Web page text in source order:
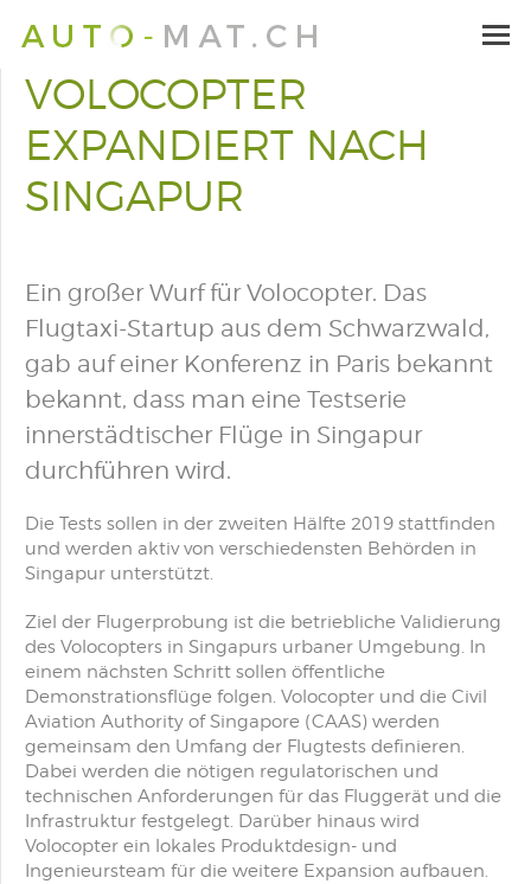
VOLOCOPTER
EXPANDIERT NACH
SINGAPUR
Ein großer Wurf für Volocopter. Das
Flugtaxi-Startup aus dem Schwarzwald,
gab auf einer Konferenz in Paris bekannt
bekannt, dass man eine Testserie
innerstädtischer Flüge in Singapur
durchführen wird.
Die Tests sollen in der zweiten Hälfte 2019 stattfinden
und werden aktiv von verschiedensten Behörden in
Singapur unterstützt.
Ziel der Flugerprobung ist die betriebliche Validierung
des Volocopters in Singapurs urbaner Umgebung. In
einem nächsten Schritt sollen öffentliche
Demonstrationsflüge folgen. Volocopter und die Civil
Aviation Authority of Singapore (CAAS) werden
gemeinsam den Umfang der Flugtests definieren.
Dabei werden die nötigen regulatorischen und
technischen Anforderungen für das Fluggerät und die
Infrastruktur festgelegt. Darüber hinaus wird
Volocopter ein lokales Produktdesign- und
Ingenieursteam für die weitere Expansion aufbauen.